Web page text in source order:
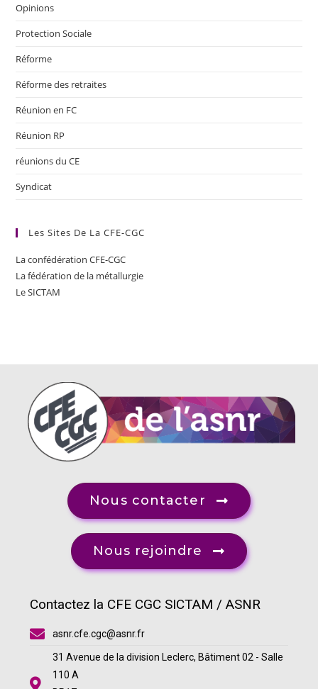
Opinions
Protection Sociale
Réforme
Réforme des retraites
Réunion en FC
Réunion RP
réunions du CE
Syndicat
Les Sites De La CFE-CGC
La confédération CFE-CGC
La fédération de la métallurgie
Le SICTAM
Nous contacter
Nous rejoindre
Contactez la CFE CGC SICTAM / ASNR
asnr.cfe.cgc@asnr.fr
31 Avenue de la division Leclerc, Bâtiment 02 - Salle
110 A